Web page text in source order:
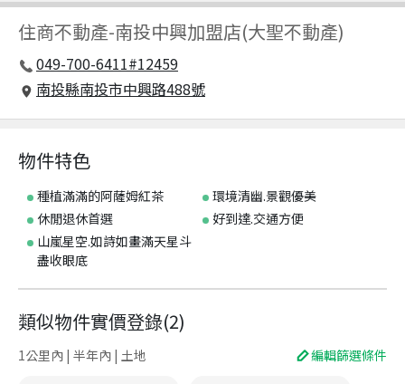
住商不動產-南投中興加盟店(大聖不動產)
049-700-6411#12459
南投縣南投市中興路488號
物件特色
種植滿滿的阿薩姆紅茶
環境清幽.景觀優美
休閒退休首選
好到達.交通方便
山嵐星空.如詩如畫滿天星斗
盡收眼底
類似物件實價登錄(2)
1公里內 | 半年內 | 土地 編輯篩選條件